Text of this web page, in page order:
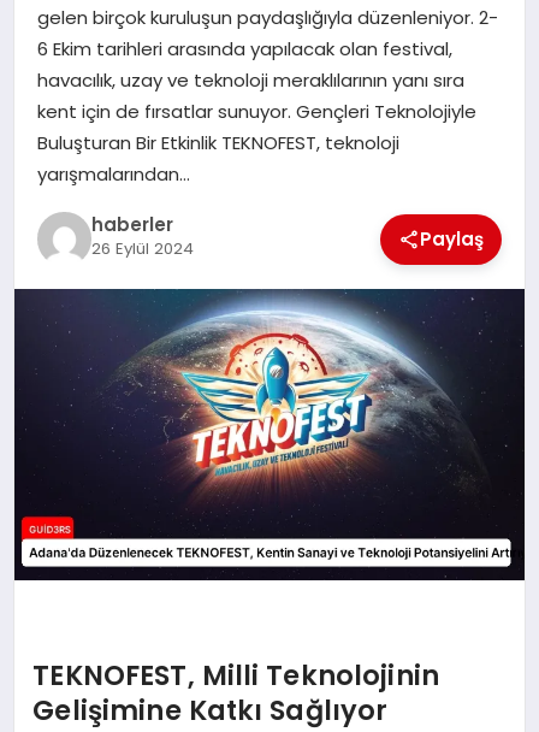
EĞITIM
gelen birçok kuruluşun paydaşlığıyla düzenleniyor. 2-
6 Ekim tarihleri arasında yapılacak olan festival,
havacılık, uzay ve teknoloji meraklılarının yanı sıra
kent için de fırsatlar sunuyor. Gençleri Teknolojiyle
Buluşturan Bir Etkinlik TEKNOFEST, teknoloji
yarışmalarından…
haberler
26 Eylül 2024 Paylaş
TEKNOFEST, Milli Teknolojinin
Gelişimine Katkı Sağlıyor